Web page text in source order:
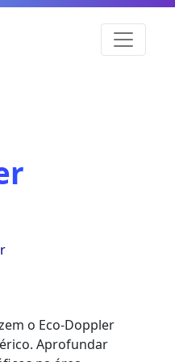
o Eco-Doppler
Aprofundar